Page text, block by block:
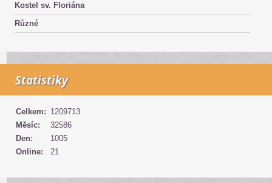
Kostel sv. Floriána
Různé
Statistiky
Online: 21
Celkem: 1209713
Měsíc:
32586
Den:
1005